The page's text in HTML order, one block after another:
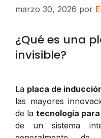
marzo 30, 2026 por
¿Qué es una
invisible?
La placa de
las mayores
de la tecnología
de un sistema